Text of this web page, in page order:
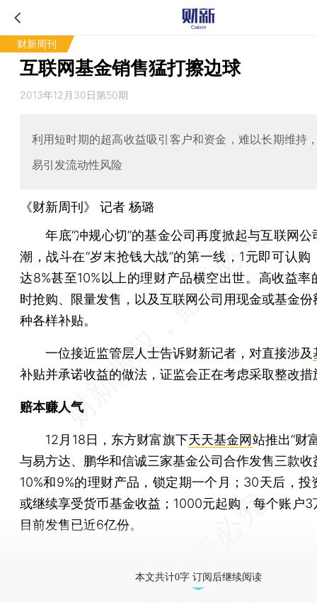
财新周刊
互联网基金销售猛打擦边球
2013年12月30日第50期
利用短时期的超高收益吸引客户和资金，难以长期维持
易引发流动性风险
《财新周刊》 记者 杨璐
年底“冲规心切”的基金公司再度掀起与互联网公
潮，战斗在“岁末抢钱大战”的第一线，1元即可认购
达8%甚至10%以上的理财产品横空出世。高收益率
时抢购、限量发售，以及互联网公司用现金或基金份
种各样补贴。
一位接近监管层人士告诉财新记者，对直接涉及
补贴并承诺收益的做法，证监会正在考虑采取整改措
赔本赚人气
12月18日，东方财富旗下天天基金网站推出“财
与易方达、鹏华和信诚三家基金公司合作发售三款收
10%和9%的理财产品，锁定期一个月；30天后，投
或继续享受货币基金收益；1000元起购，每个账户3
目前发售已近6亿份。
本文共计0字 订阅后继续阅读